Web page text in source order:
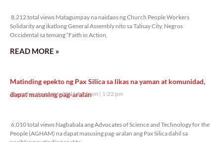
8,212 total views Matagumpay na naidaos ng Church People Workers
Solidarity ang ikatlong General Assembly nito sa Talisay City, Negros
Occidental sa temang “Faith in Action,
READ MORE »
Matinding epekto ng Pax Silica sa likas na yaman at komunidad,
dapat masusing pag-aralan
Thursday, August 6, 2026 1:22 pm 1:22 pm
6,010 total views Nagbabala ang Advocates of Science and Technology for the
People (AGHAM) na dapat masusing pag-aralan ang Pax Silica dahil sa